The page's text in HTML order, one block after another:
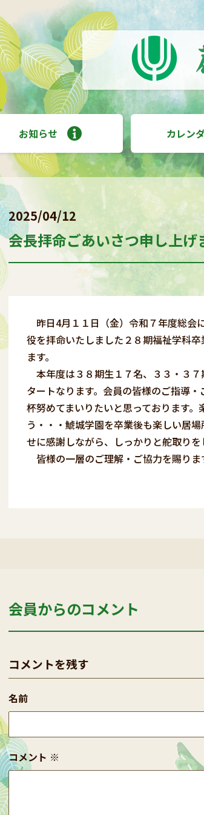
お知らせ カレン
2025/04/12
会長拝命ごあいさつ申し上げ
昨日4月１１日（金）令和７年度総会
役を拝命いたしました２８期福祉学科
ます。
本年度は３８期生１７名、３３・３
タートなります。会員の皆様のご指導
杯努めてまいりたいと思っております
う・・・鯱城学園を卒業後も楽しい居
せに感謝しながら、しっかりと舵取り
皆様の一層のご理解・ご協力を賜りま
会員からのコメント
コメントを残す
コメント ※
名前